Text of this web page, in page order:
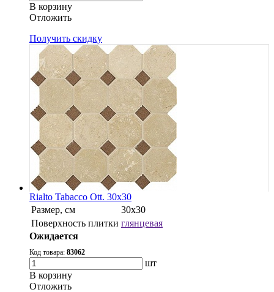
В корзину
Oтложить
Получить скидку
Rialto Tabacco Ott. 30x30
Размер, см
30х30
Поверхность плитки глянцевая
Ожидается
Код товара: 83062
шт
В корзину
Oтложить